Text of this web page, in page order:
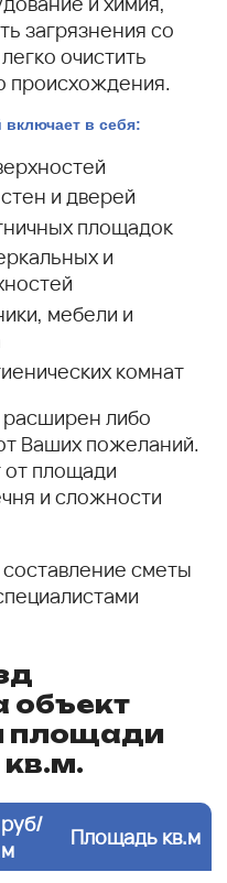
загрязнения со
очистить
происхождения.
в себя:
и дверей
площадок
и
мебели и
комнат
либо
Ваших пожеланий.
от площади
и сложности
сметы
объект
площади
кв.м.
Площадь кв.м